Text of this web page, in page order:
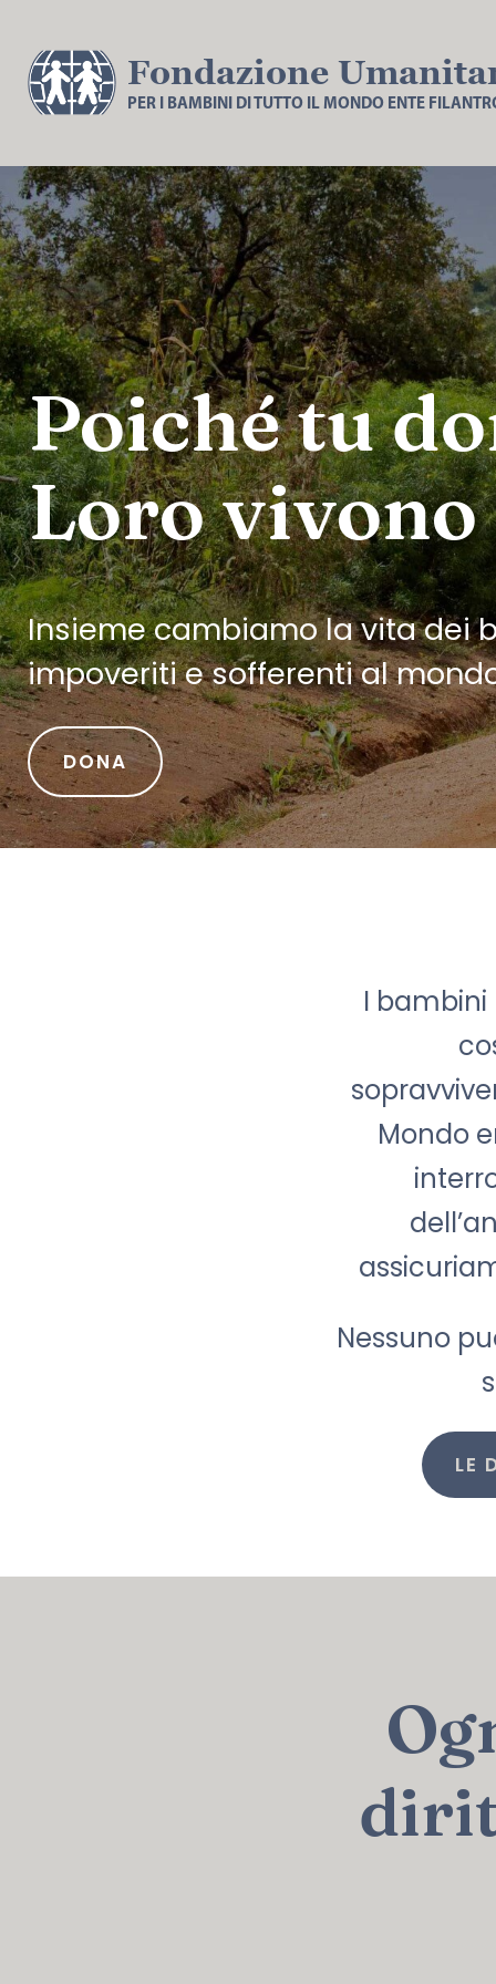
Fondazione
PER I BAMBINI DI TUTTO IL MONDO ENTE
Poiché tu
Loro vivono
Insieme cambiamo la vita dei
impoveriti e sofferenti al
DONA
I bambini
Mondo
Nessuno
LE